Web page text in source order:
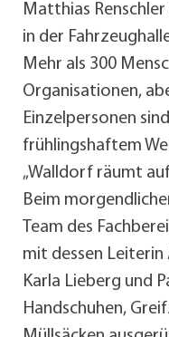
Matthias
in der
Mehr als 300
Organisationen,
Einzelpersonen
frühlingshaftem
„Walldorf räumt
Beim
Team des
mit dessen
Karla Lieberg und
Handschuhen,